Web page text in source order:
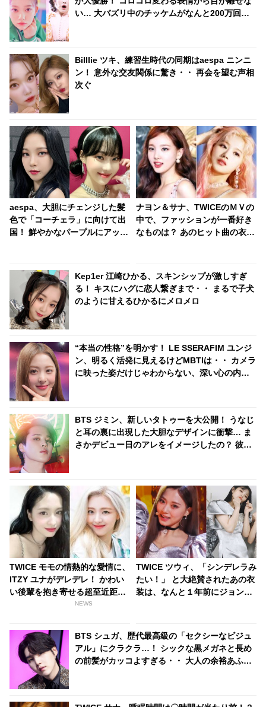
い… 大バズリ中のチッケムがなんと200万回再
Billlie ツキ、練習生時代の同期はaespa ニンニ
ン！ 意外な交友関係に驚き・・ 再会を望む声相
次ぐ
aespa、大胆にチェンジした髪
色で「コーチェラ」に向けて出
国！ 鮮やかなパープルにアッシ
姿に悶絶
ナヨン＆サナ、TWICEのＭＶの
中で、ファッションが一番好き
なものは？ あのヒット曲の衣装
Kep1er 江崎ひかる、スキンシップが激しすぎ
る！ キスにハグに恋人繋ぎまで・・ まるで子犬
のように甘えるひかるにメロメロ
“本当の性格”を明かす！ LE SSERAFIM ユンジ
ン、明るく活発に見えるけどMBTIは・・ カメラ
に映った姿だけじゃわからない、深い心の内と
BTS ジミン、新しいタトゥーを大公開！ うなじ
と耳の裏に出現した大胆なデザインに衝撃… ま
さかデビュー日のアレをイメージしたの？ 彼の
TWICE モモの情熱的な愛情に、
ITZY ユナがデレデレ！ かわい
い後輩を抱き寄せる超至近距離
のスキンシップと心温まるやり
NEWS
TWICE ツウィ、「シンデレラみ
たい！」 と大絶賛されたあの衣
装は、なんと１年前にジョンヨ
グに腕前に拍手喝采
BTS シュガ、歴代最高級の「セクシーなビジュ
アル」にクラクラ…！ シックな黒メガネと長め
の前髪がカッコよすぎる・・ 大人の余裕あふれ